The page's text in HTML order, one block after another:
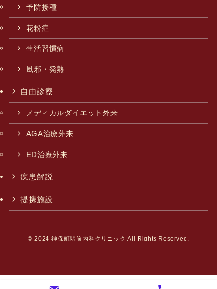
予防接種
花粉症
生活習慣病
風邪・発熱
自由診療
メディカルダイエット外来
AGA治療外来
ED治療外来
疾患解説
提携施設
© 2024 神保町駅前内科クリニック All Rights Reserved.